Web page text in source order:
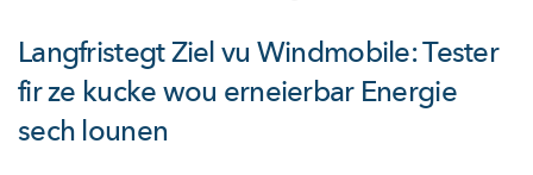
Langfristegt Ziel vu Windmobile: Tester
fir ze kucke wou erneierbar Energie
sech lounen